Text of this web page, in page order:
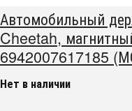
Автомобильный
Cheetah,
6942007617185
Нет в наличии